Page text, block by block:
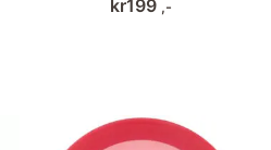
kr199 ,-